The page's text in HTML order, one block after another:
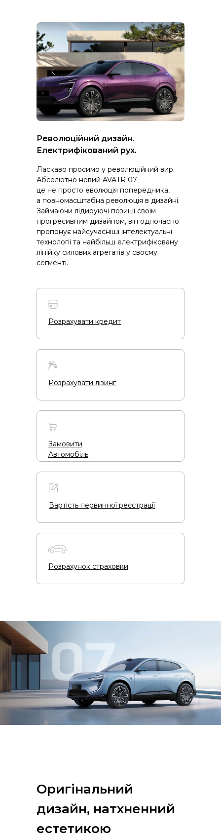
Революційний дизайн.
Електрифікований рух.
Ласкаво просимо у революційний вир.
Абсолютно новий AVATR 07 —
це не просто еволюція попередника,
а повномасштабна революція в дизайні.
Займаючи лідируючі позиції своїм
прогресивним дизайном, він одночасно
пропонує найсучасніші інтелектуальні
технології та найбільш електрифіковану
лінійку силових агрегатів у своєму
сегменті.
Розрахувати кредит
Розрахувати лізинг
Розрахунок страховки
Замовити
Автомобіль
Вартість первинної реєстрації
Оригінальний
дизайн, натхненний
естетикою